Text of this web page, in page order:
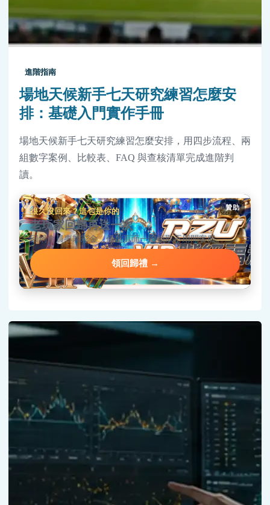
進階指南
場地天候新手七天研究練習怎麼安
排：基礎入門實作手冊
場地天候新手七天研究練習怎麼安排，用四步流程、兩
組數字案例、比較表、FAQ 與查核清單完成進階判
讀。
贊助
很久沒回來？這包是你的
老玩家回歸再送一次
回鍋會員專屬彩金，優惠頁面一鍵領取不用問客服。
領回歸禮 →